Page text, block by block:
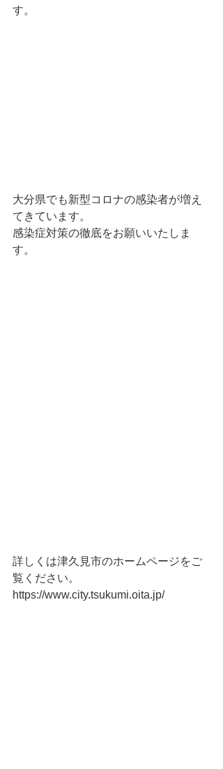
す。
大分県でも新型コロナの感染者が増え
てきています。
感染症対策の徹底をお願いいたしま
す。
詳しくは津久見市のホームページをご
覧ください。
https://www.city.tsukumi.oita.jp/